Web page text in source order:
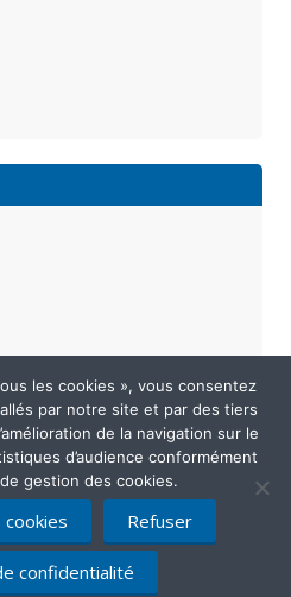
de confidentialité
nous
les cookies », vous consentez
par notre site et par des tiers
de la navigation sur le
d’audience conformément
gestion des cookies.
Refuser
confidentialité